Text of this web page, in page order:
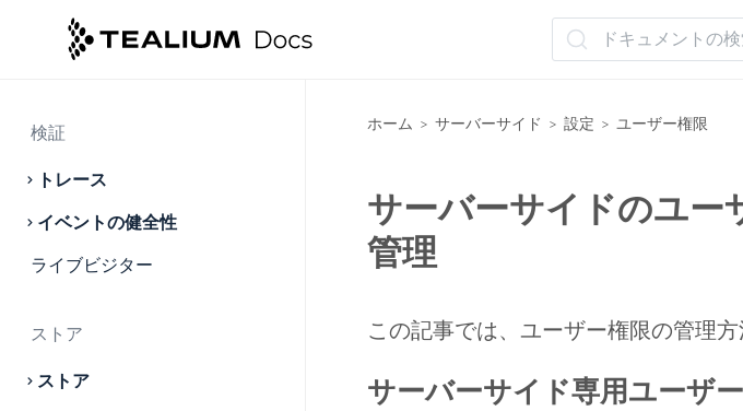
ドキュメントの
オーディエンス
モーメンツ API
検証
トレース
イベントの健全性
ライブビジター
ストア
ストア
ホーム > サーバーサイド > 設定 > ユーザー権限
サーバーサイドのユー
管理
この記事では、ユーザー権限の管理方
サーバーサイド専用ユーザ